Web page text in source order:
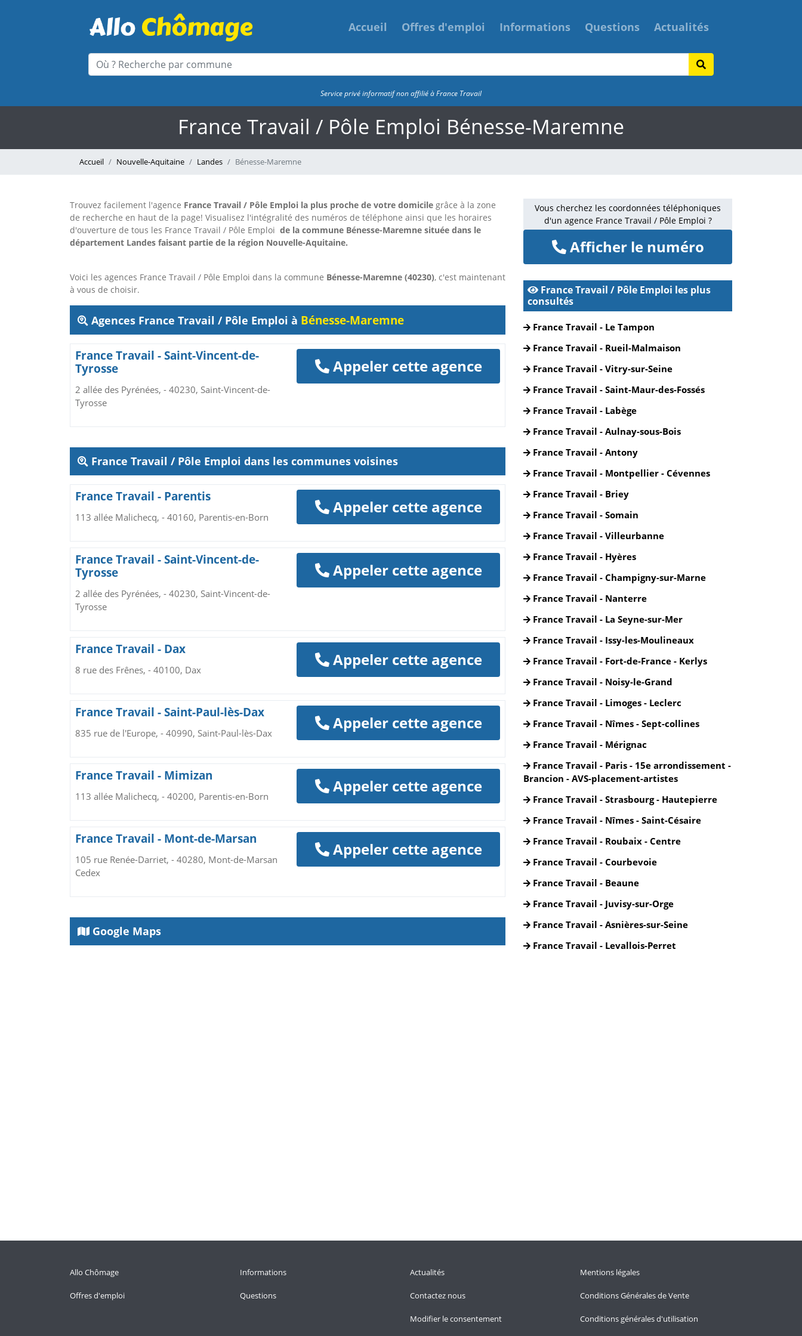
Accueil Offres d'emploi Informations Questions Actualités
Service privé informatif non affilié à France Travail
France Travail / Pôle Emploi Bénesse-Maremne
Accueil Nouvelle-Aquitaine Landes Bénesse-Maremne
Trouvez facilement l'agence France Travail / Pôle Emploi la plus proche de votre domicile grâce à la zone
de recherche en haut de la page! Visualisez l'intégralité des numéros de téléphone ainsi que les horaires
d'ouverture de tous les France Travail / Pôle Emploi de la commune Bénesse-Maremne située dans le
département Landes faisant partie de la région Nouvelle-Aquitaine.
Voici les agences France Travail / Pôle Emploi dans la commune Bénesse-Maremne (40230), c'est maintenant
à vous de choisir.
Agences France Travail / Pôle Emploi à Bénesse-Maremne
France Travail - Saint-Vincent-de-
Tyrosse
2 allée des Pyrénées, - 40230, Saint-Vincent-de-
Tyrosse
Appeler cette agence
France Travail / Pôle Emploi dans les communes voisines
France Travail - Parentis
113 allée Malichecq, - 40160, Parentis-en-Born
Appeler cette agence
France Travail - Saint-Vincent-de-
Tyrosse
2 allée des Pyrénées, - 40230, Saint-Vincent-de-
Tyrosse
Appeler cette agence
France Travail - Dax
8 rue des Frênes, - 40100, Dax
Appeler cette agence
France Travail - Saint-Paul-lès-Dax
835 rue de l'Europe, - 40990, Saint-Paul-lès-Dax
Appeler cette agence
France Travail - Mimizan
113 allée Malichecq, - 40200, Parentis-en-Born
Appeler cette agence
France Travail - Mont-de-Marsan
105 rue Renée-Darriet, - 40280, Mont-de-Marsan
Cedex
Appeler cette agence
Google Maps
Vous cherchez les coordonnées téléphoniques
d'un agence France Travail / Pôle Emploi ?
Afficher le numéro
France Travail / Pôle Emploi les plus
consultés
France Travail - Le Tampon
France Travail - Rueil-Malmaison
France Travail - Vitry-sur-Seine
France Travail - Saint-Maur-des-Fossés
France Travail - Labège
France Travail - Aulnay-sous-Bois
France Travail - Antony
France Travail - Montpellier - Cévennes
France Travail - Briey
France Travail - Somain
France Travail - Villeurbanne
France Travail - Hyères
France Travail - Champigny-sur-Marne
France Travail - Nanterre
France Travail - La Seyne-sur-Mer
France Travail - Issy-les-Moulineaux
France Travail - Fort-de-France - Kerlys
France Travail - Noisy-le-Grand
France Travail - Limoges - Leclerc
France Travail - Nîmes - Sept-collines
France Travail - Mérignac
France Travail - Paris - 15e arrondissement -
Brancion - AVS-placement-artistes
France Travail - Strasbourg - Hautepierre
France Travail - Nîmes - Saint-Césaire
France Travail - Roubaix - Centre
France Travail - Courbevoie
France Travail - Beaune
France Travail - Juvisy-sur-Orge
France Travail - Asnières-sur-Seine
France Travail - Levallois-Perret
Allo Chômage
Offres d'emploi
Informations
Questions
Actualités
Contactez nous
Modifier le consentement
Mentions légales
Conditions Générales de Vente
Conditions générales d'utilisation